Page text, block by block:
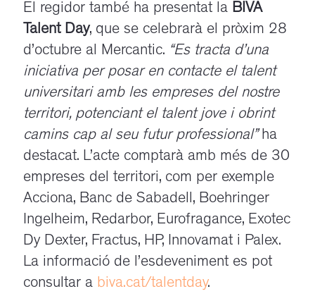
El regidor també ha presentat la BIVA
Talent Day, que se celebrarà el pròxim 28
d’octubre al Mercantic. “Es tracta d’una
iniciativa per posar en contacte el talent
universitari amb les empreses del nostre
territori, potenciant el talent jove i obrint
camins cap al seu futur professional”ha
destacat. L’acte comptarà amb més de 30
empreses del territori, com per exemple
Acciona, Banc de Sabadell, Boehringer
Ingelheim, Redarbor, Eurofragance, Exotec
Dy Dexter, Fractus, HP, Innovamat i Palex.
La informació de l’esdeveniment es pot
consultar a biva.cat/talentday.